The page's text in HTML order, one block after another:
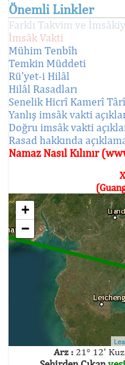
Önemli Linkler
Farklı Takvim ve
İmsâk Vakti
Mühim Tenbîh
Temkin Müddeti
Rü'yet-i Hilâl
Hilâl Rasadları
Senelik Hicrî Kamerî
Yanlış imsâk vakti
Doğru imsâk vakti
Rasad hakkında
Namaz Nasıl Kılınır
+
−
Arz : 21° 12'